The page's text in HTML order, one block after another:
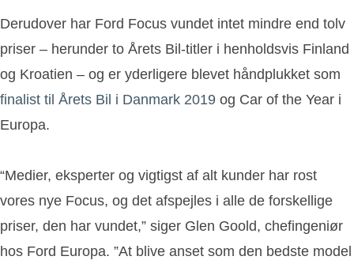
Derudover har Ford Focus vundet intet mindre end tolv
priser – herunder to Årets Bil-titler i henholdsvis Finland
og Kroatien – og er yderligere blevet håndplukket som
finalist til Årets Bil i Danmark 2019 og Car of the Year i
Europa.
“Medier, eksperter og vigtigst af alt kunder har rost
vores nye Focus, og det afspejles i alle de forskellige
priser, den har vundet,” siger Glen Goold, chefingeniør
hos Ford Europa. ”At blive anset som den bedste model